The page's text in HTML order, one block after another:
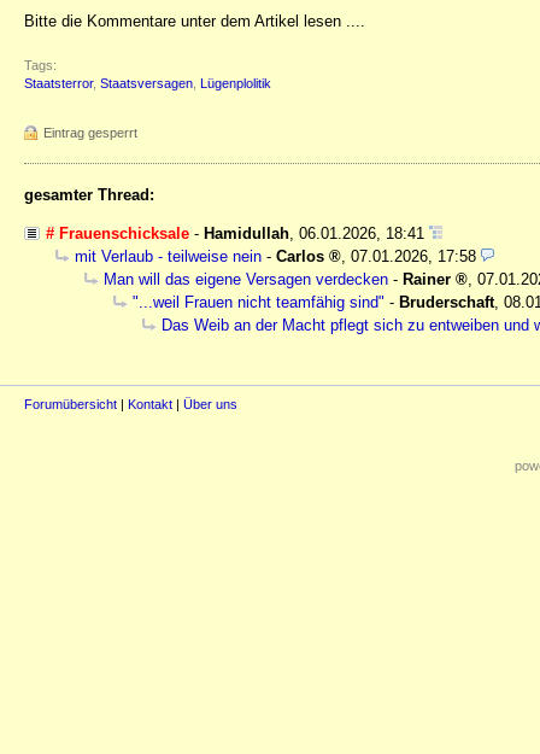
Bitte die Kommentare unter dem Artikel lesen ....
Tags:
Staatsterror, Staatsversagen Lügenplolitik
Eintrag gesperrt
gesamter Thread:
# Frauenschicksale - Hamidullah, 06.01.2026, 18:41
mit Verlaub - teilweise nein - Carlos , 07.01.2026, 17:58
Man will das eigene Versagen verdecken - Rainer ,
"...weil Frauen nicht teamfähig sind" - Bruderschaft,
Das Weib an der Macht pflegt sich zu entweiben
Forumübersicht | Kontakt | Über uns